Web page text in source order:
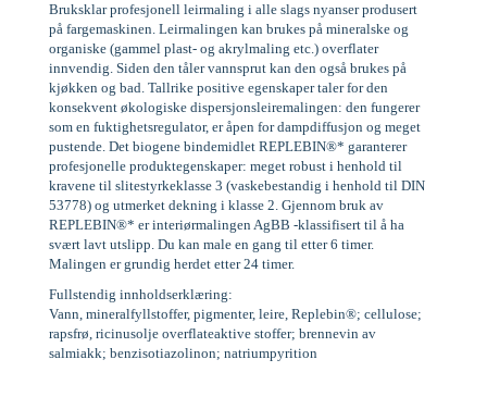
Bruksklar profesjonell leirmaling i alle slags nyanser produsert
på fargemaskinen. Leirmalingen kan brukes på mineralske og
organiske (gammel plast- og akrylmaling etc.) overflater
innvendig. Siden den tåler vannsprut kan den også brukes på
kjøkken og bad. Tallrike positive egenskaper taler for den
konsekvent økologiske dispersjonsleiremalingen: den fungerer
som en fuktighetsregulator, er åpen for dampdiffusjon og meget
pustende. Det biogene bindemidlet REPLEBIN®* garanterer
profesjonelle produktegenskaper: meget robust i henhold til
kravene til slitestyrkeklasse 3 (vaskebestandig i henhold til DIN
53778) og utmerket dekning i klasse 2. Gjennom bruk av
REPLEBIN®* er interiørmalingen AgBB -klassifisert til å ha
svært lavt utslipp. Du kan male en gang til etter 6 timer.
Malingen er grundig herdet etter 24 timer.
Fullstendig innholdserklæring:
Vann, mineralfyllstoffer, pigmenter, leire, Replebin®; cellulose;
rapsfrø, ricinusolje overflateaktive stoffer; brennevin av
salmiakk; benzisotiazolinon; natriumpyrition